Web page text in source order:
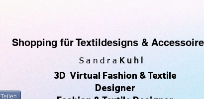
Shopping für Textildesigns &
S a n d r a Kuhl
Teilen
3D Virtual Fashion & Textile
Designer